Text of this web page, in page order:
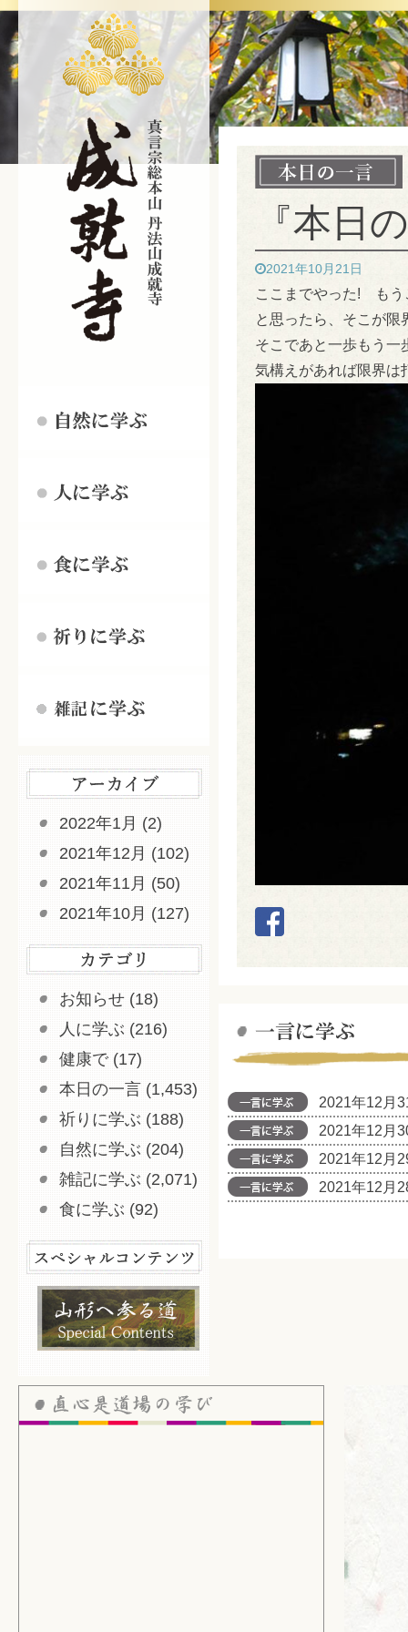
2022年1月 (2)
2021年12月 (102)
2021年11月 (50)
2021年10月 (127)
お知らせ (18)
人に学ぶ (216)
健康で(17)
本日の一言 (1,453)
祈りに学ぶ (188)
自然に学ぶ (204)
雑記に学ぶ (2,071)
食に学ぶ (92)
『本日
2021年10月21日
ここまでやった! もう
と思ったら、そこが限
そこであと一歩もう一
気構えがあれば限界は
2021年12月
2021年12月
2021年12月
2021年12月